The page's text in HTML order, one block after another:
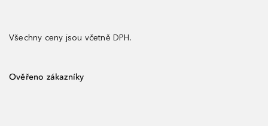
Všechny ceny jsou včetně DPH.
Ověřeno zákazníky